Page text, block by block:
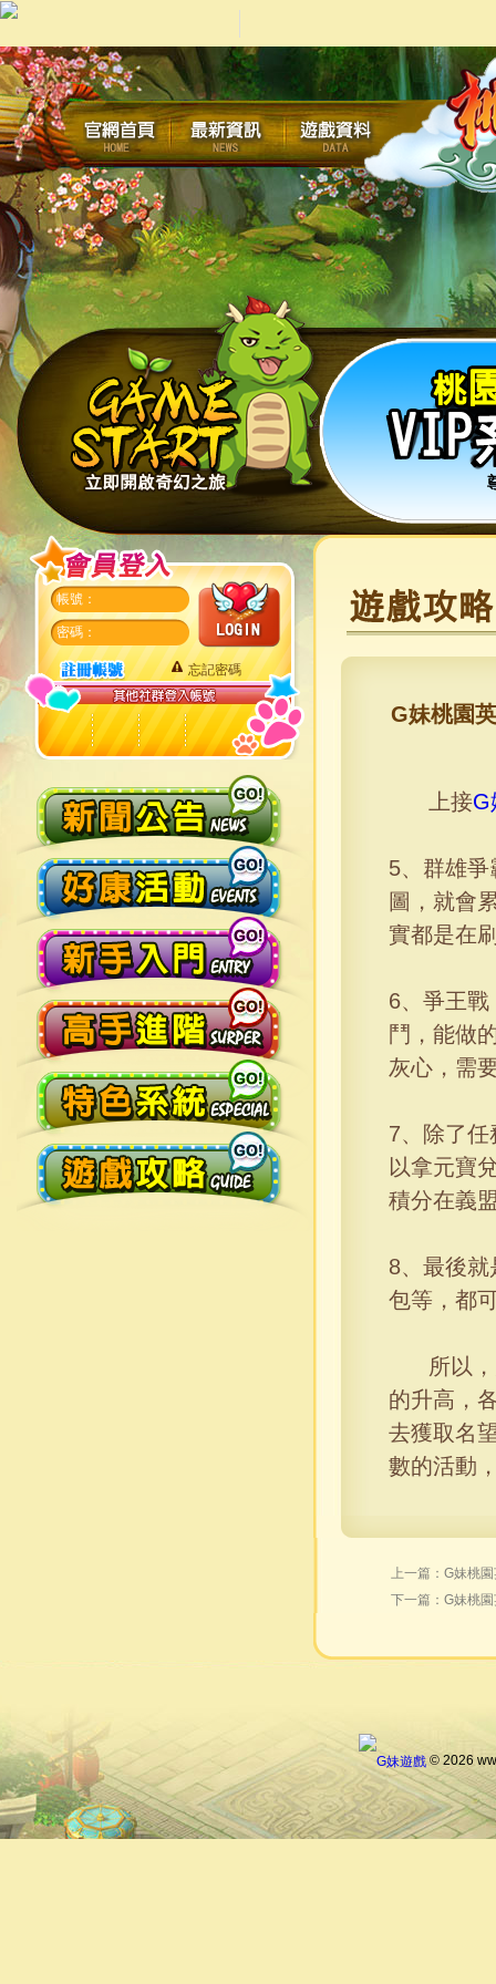
帳號：
密碼：
忘記密碼
G妹桃園
上接G
5、群雄
圖，就會
實都是在
6、爭王
鬥，能做
灰心，需
7、除了
以拿元寶
積分在義
8、最後
包等，都
所以，
的升高，
去獲取名
數的活動
上一篇： G妹桃
下一篇： G妹桃
© 2026